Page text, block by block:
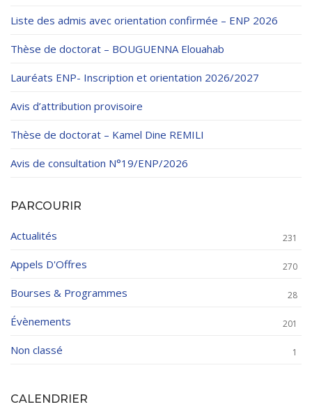
Liste des admis avec orientation confirmée – ENP 2026
Thèse de doctorat – BOUGUENNA Elouahab
Lauréats ENP- Inscription et orientation 2026/2027
Avis d’attribution provisoire
Thèse de doctorat – Kamel Dine REMILI
Avis de consultation N°19/ENP/2026
PARCOURIR
Actualités 231
Appels D'Offres 270
Bourses & Programmes 28
Évènements 201
Non classé 1
CALENDRIER